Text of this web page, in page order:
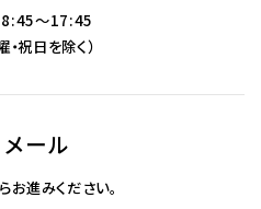
8:45～17:45
・祝日を除く）
メール
お進みください。